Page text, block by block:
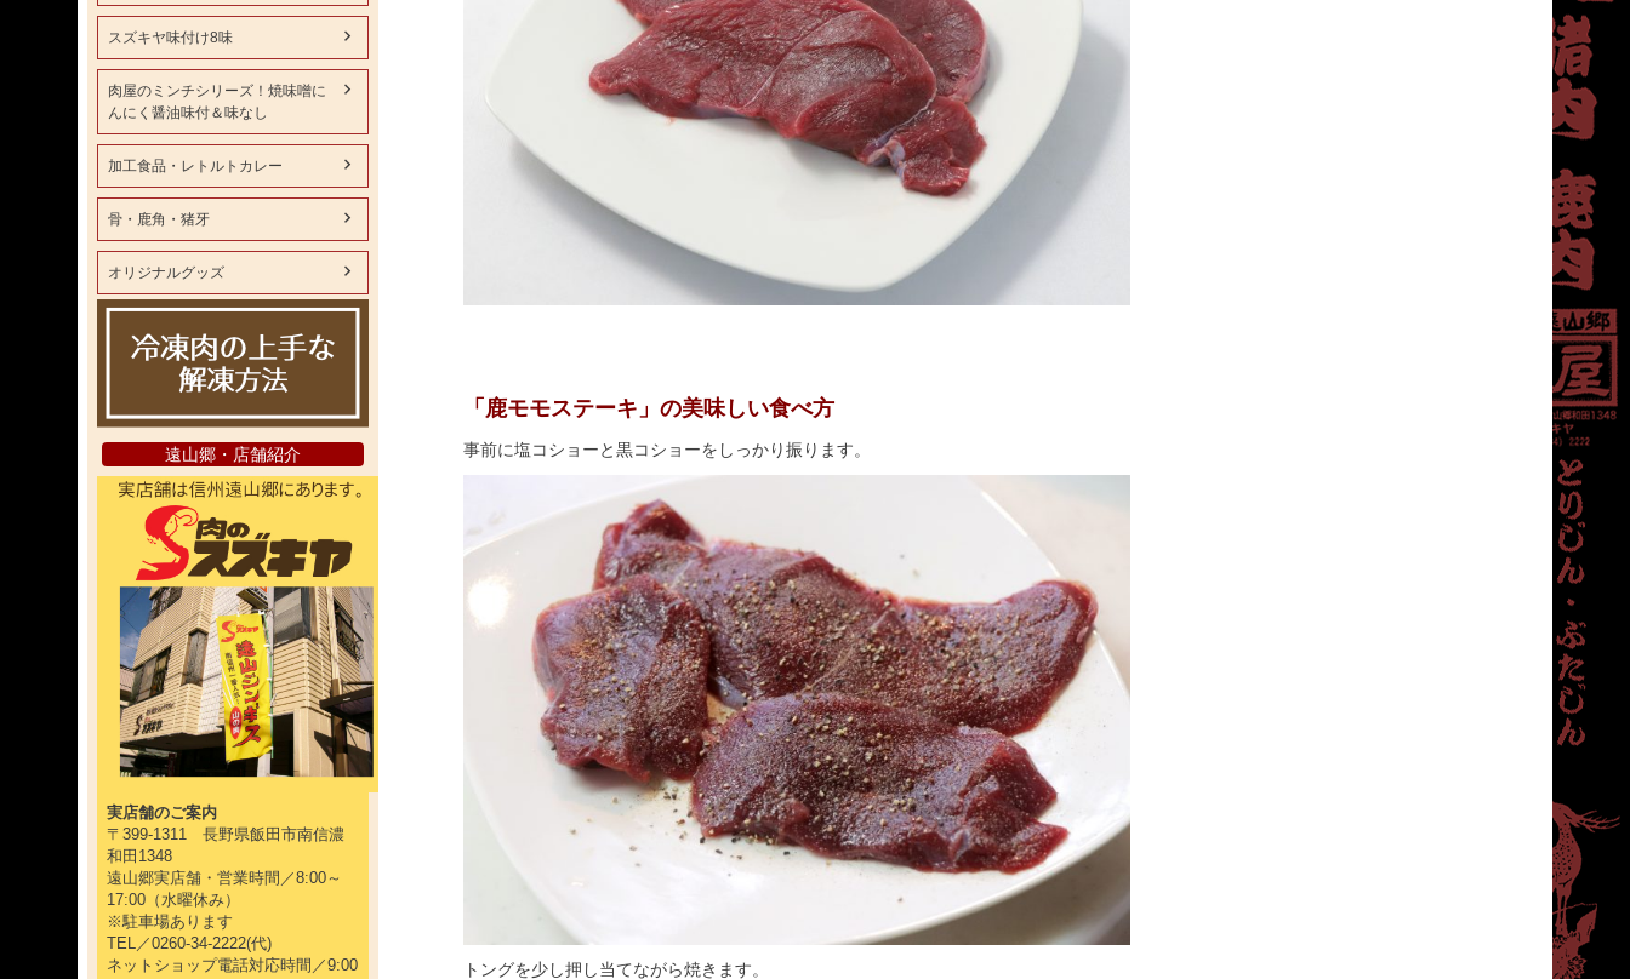
スズキヤ味付け8味
肉屋のミンチシリーズ！焼味噌に
んにく醤油味付＆味なし
加工食品・レトルトカレー
骨・鹿角・猪牙
オリジナルグッズ
遠山郷・店舗紹介
実店舗のご案内
〒399-1311 長野県飯田市南信濃
和田1348
遠山郷実店舗・営業時間／8:00～
17:00（水曜休み）
※駐車場あります
TEL／0260-34-2222(代)
ネットショップ電話対応時間／9:00
「鹿モモステーキ」の美味しい食べ方
事前に塩コショーと黒コショーをしっかり振ります。
トングを少し押し当てながら焼きます。